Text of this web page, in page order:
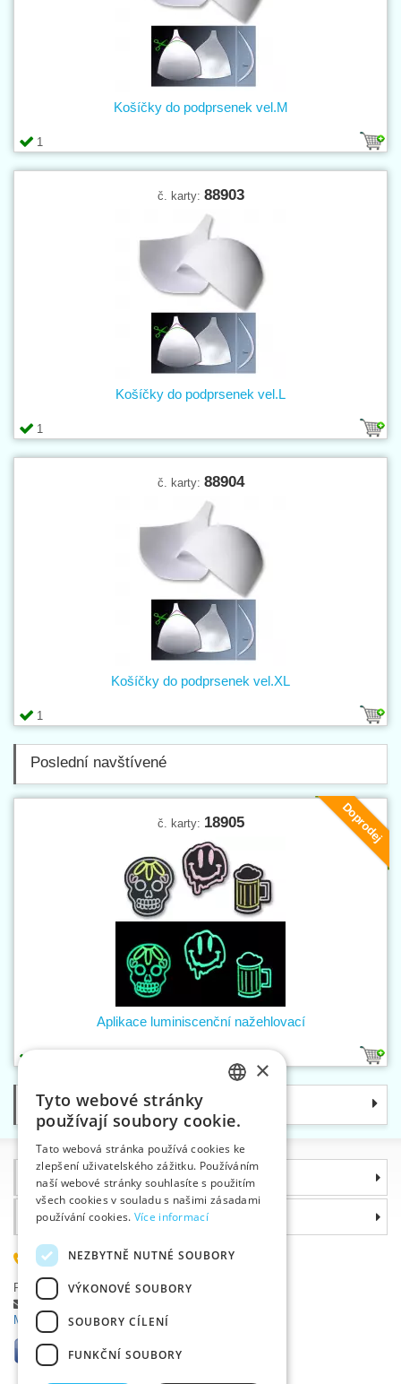
1
Košíčky do podprsenek vel.M
č. karty: 88903
1
Košíčky do podprsenek vel.L
č. karty: 88904
1
Košíčky do podprsenek vel.XL
Poslední navštívené
Doprodej
č. karty: 18905
Aplikace luminiscenční nažehlovací
Kategorie
Informace
Proč si zvolit právě nás
585 051 217
Plzeňská 868, 783 91 Uničov, Česká republika
Položit dotaz
Máte problémy s přihlášením ?
ENGLISH
GERMAN
×
Tyto webové stránky
používají soubory cookie.
Tato webová stránka používá cookies ke
zlepšení uživatelského zážitku. Používáním
naší webové stránky souhlasíte s použitím
všech cookies v souladu s našimi zásadami
používání cookies. Více informací
NEZBYTNĚ NUTNÉ SOUBORY
VÝKONOVÉ SOUBORY
SOUBORY CÍLENÍ
FUNKČNÍ SOUBORY